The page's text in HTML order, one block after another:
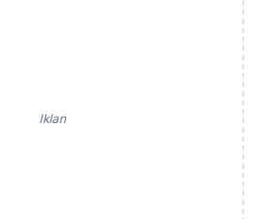
Iklan